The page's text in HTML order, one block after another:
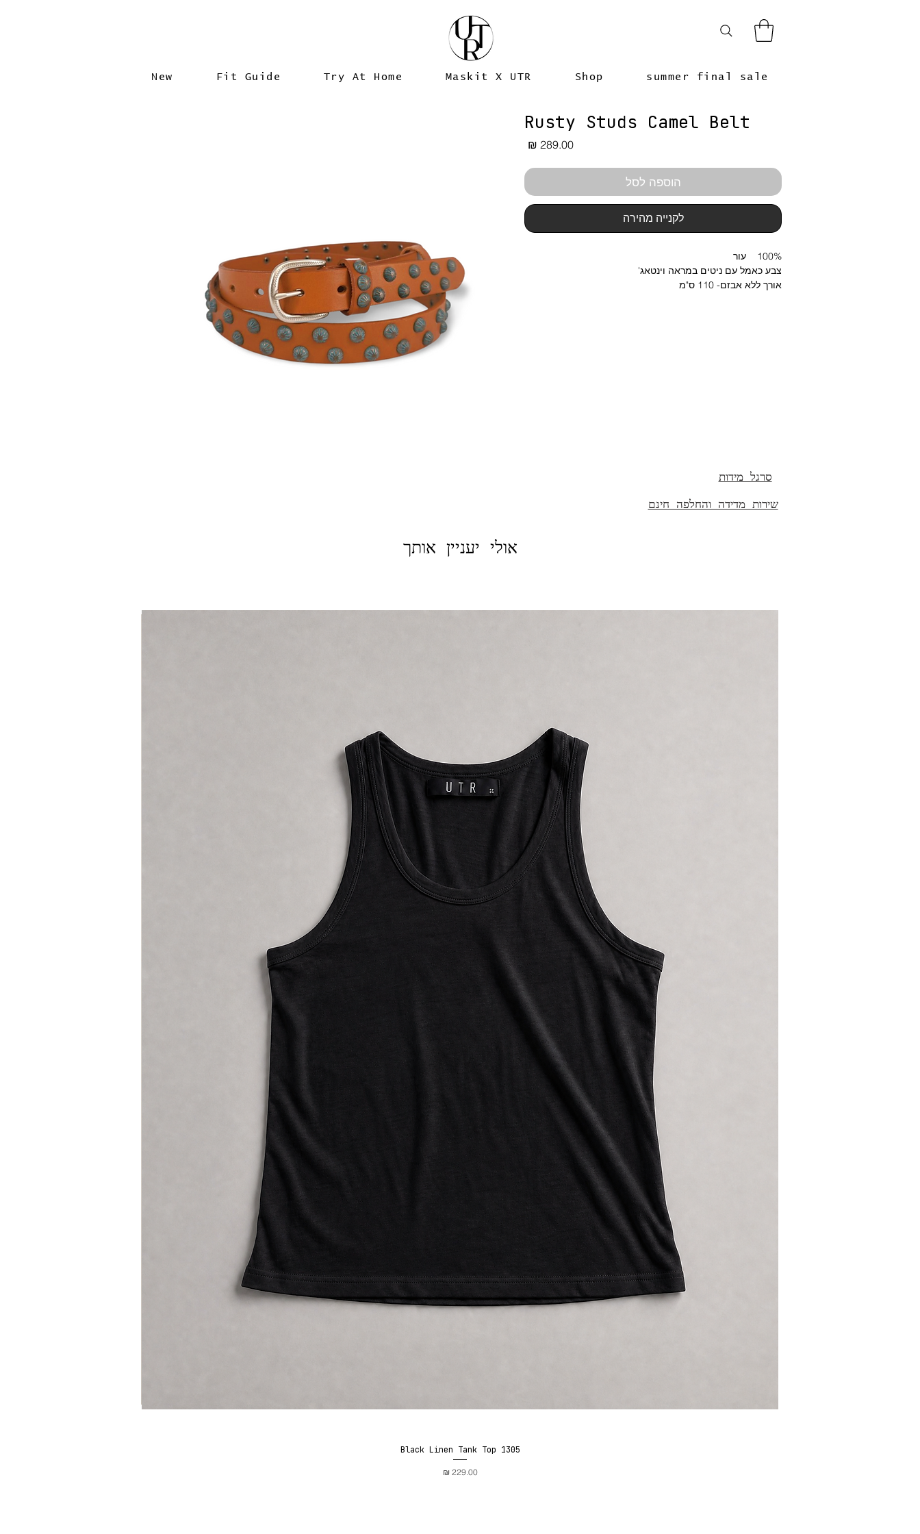
New Fit Guide Try At Home Maskit X UTR Shop summer final sale
Rusty Studs Camel Belt
הוספה לסל
לקנייה מהירה
100% עור
צבע כאמל עם ניטים במראה וינטאג'
אורך ללא אבזם- 110 ס"מ
סרגל מידות
שירות מדידה והחלפה חינם
אולי יעניין אותך
תצוגה מהירה
Black Linen Tank Top 1305
מחיר‏229.00 ‏₪